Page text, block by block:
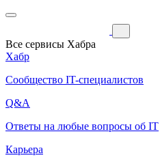
Все сервисы Хабра
Хабр
Сообщество IT-специалистов
Q&A
Ответы на любые вопросы об IT
Карьера